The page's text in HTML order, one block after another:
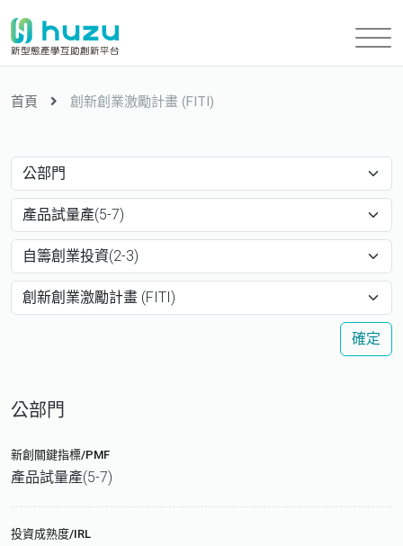
首頁 創新創業激勵計畫 (FITI)
確定
公部門
新創關鍵指標/PMF
產品試量產(5-7)
投資成熟度/IRL